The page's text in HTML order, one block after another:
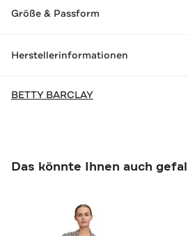
Größe & Passform
Herstellerinformationen
BETTY BARCLAY
Das könnte Ihnen auch